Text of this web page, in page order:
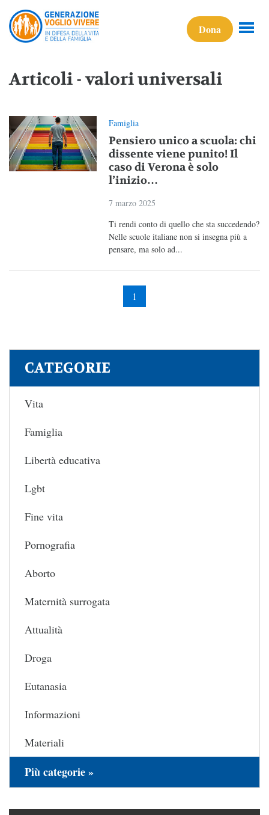
Dona
Articoli - valori universali
Famiglia
Pensiero unico a scuola: chi
dissente viene punito! Il
caso di Verona è solo
l’inizio…
7 marzo 2025
Ti rendi conto di quello che sta succedendo?
Nelle scuole italiane non si insegna più a
pensare, ma solo ad...
1
CATEGORIE
Vita
Famiglia
Libertà educativa
Lgbt
Fine vita
Pornografia
Aborto
Maternità surrogata
Attualità
Droga
Eutanasia
Informazioni
Materiali
Più categorie »